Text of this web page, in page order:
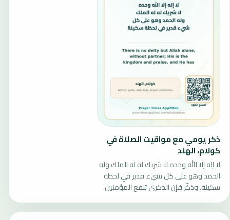
ذكر يومي مع مواقيت الصلاة في
كولام، الهند
لا إله إلا الله وحده لا شريك له له الملك وله
الحمد وهو على كل شيء قدير في لحظة
سكينة. وذكّر فإن الذكرى تنفع المؤمنين.